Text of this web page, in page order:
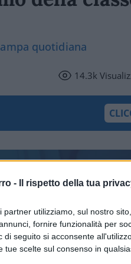
- Il rispetto della tua
partner utilizziamo, sul nostro
fornire funzionalità per
di seguito si acconsente
tue scelte sul consenso in
quotidiana
14.3k